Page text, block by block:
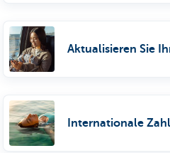
Aktualisieren Sie
Internationale